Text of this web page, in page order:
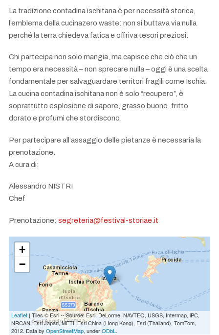
La tradizione contadina ischitana è per necessità storica,
l’emblema della cucinazero waste: non si buttava via nulla
perché la terra chiedeva fatica e offriva tesori preziosi.
Chi partecipa non solo mangia, ma capisce che ciò che un
tempo era necessità – non sprecare nulla – oggi è una scelta
fondamentale per salvaguardare territori fragili come Ischia.
La cucina contadina ischitana non è solo “recupero”, è
soprattutto esplosione di sapore, grasso buono, fritto
dorato e profumi che stordiscono.
Per partecipare all’assaggio delle pietanze è necessaria la
prenotazione.
A cura di:
Alessandro NISTRI
Chef
Prenotazione: segreteria@festival-storiae.it
+
−
Leaflet | Tiles © Esri -- Source: Esri, DeLorme, NAVTEQ, USGS, Intermap, iPC,
NRCAN, Esri Japan, METI, Esri China (Hong Kong), Esri (Thailand), TomTom,
2012. Data by OpenStreetMap, underODbL .